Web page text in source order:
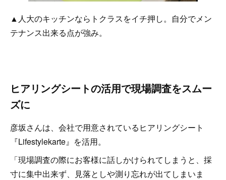
▲人大のキッチンならトクラスをイチ押し。自分でメン
テナンス出来る点が強み。
ヒアリングシートの活用で現場調査をスムー
ズに
彦坂さんは、会社で用意されているヒアリングシート
『Lifestylekarte』を活用。
「現場調査の際にお客様に話しかけられてしまうと、採
寸に集中出来ず、見落としや測り忘れが出てしまいま